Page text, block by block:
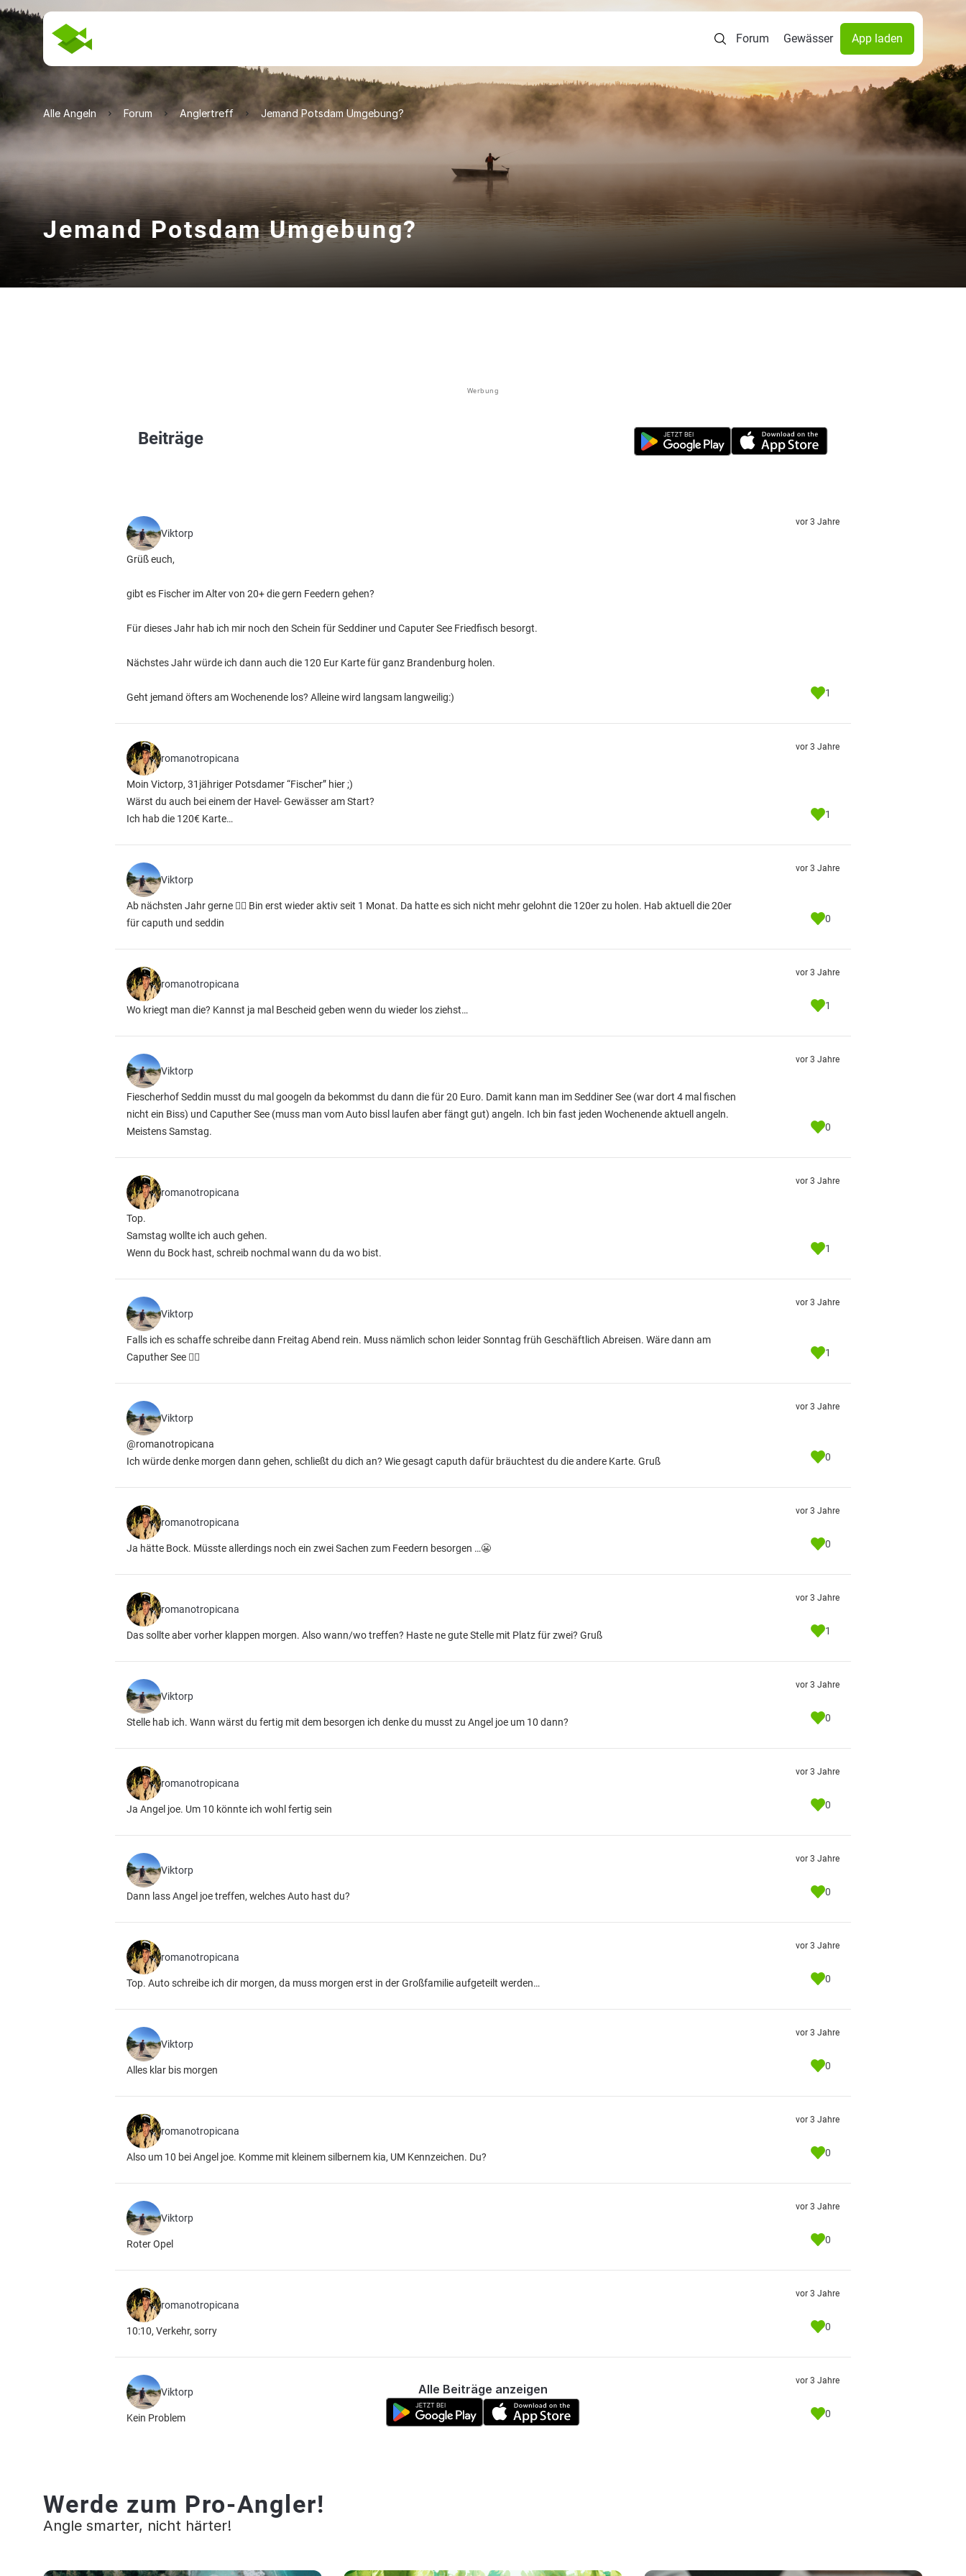
Forum Gewässer App laden
Alle Angeln Forum Anglertreff Jemand Potsdam Umgebung?
Jemand Potsdam Umgebung?
Werbung
Beiträge
Viktorp
Grüß euch,
gibt es Fischer im Alter von 20+ die gern Feedern gehen?
Für dieses Jahr hab ich mir noch den Schein für Seddiner und Caputer See Friedfisch besorgt.
Nächstes Jahr würde ich dann auch die 120 Eur Karte für ganz Brandenburg holen.
Geht jemand öfters am Wochenende los? Alleine wird langsam langweilig:)
vor 3 Jahre
1
romanotropicana
Moin Victorp, 31jähriger Potsdamer “Fischer” hier ;)
Wärst du auch bei einem der Havel- Gewässer am Start?
Ich hab die 120€ Karte…
vor 3 Jahre
1
Viktorp
Ab nächsten Jahr gerne 👌🏻 Bin erst wieder aktiv seit 1 Monat. Da hatte es sich nicht mehr gelohnt die 120er zu holen. Hab aktuell die 20er
für caputh und seddin
vor 3 Jahre
0
romanotropicana
Wo kriegt man die? Kannst ja mal Bescheid geben wenn du wieder los ziehst…
vor 3 Jahre
1
Viktorp
Fiescherhof Seddin musst du mal googeln da bekommst du dann die für 20 Euro. Damit kann man im Seddiner See (war dort 4 mal fischen
nicht ein Biss) und Caputher See (muss man vom Auto bissl laufen aber fängt gut) angeln. Ich bin fast jeden Wochenende aktuell angeln.
Meistens Samstag.
vor 3 Jahre
0
romanotropicana
Top.
Samstag wollte ich auch gehen.
Wenn du Bock hast, schreib nochmal wann du da wo bist.
vor 3 Jahre
1
Viktorp
Falls ich es schaffe schreibe dann Freitag Abend rein. Muss nämlich schon leider Sonntag früh Geschäftlich Abreisen. Wäre dann am
Caputher See 👌🏻
vor 3 Jahre
1
Viktorp
@romanotropicana
Ich würde denke morgen dann gehen, schließt du dich an? Wie gesagt caputh dafür bräuchtest du die andere Karte. Gruß
vor 3 Jahre
0
romanotropicana
Ja hätte Bock. Müsste allerdings noch ein zwei Sachen zum Feedern besorgen …😬
vor 3 Jahre
0
romanotropicana
Das sollte aber vorher klappen morgen. Also wann/wo treffen? Haste ne gute Stelle mit Platz für zwei? Gruß
vor 3 Jahre
1
Viktorp
Stelle hab ich. Wann wärst du fertig mit dem besorgen ich denke du musst zu Angel joe um 10 dann?
vor 3 Jahre
0
romanotropicana
Ja Angel joe. Um 10 könnte ich wohl fertig sein
vor 3 Jahre
0
Viktorp
Dann lass Angel joe treffen, welches Auto hast du?
vor 3 Jahre
0
romanotropicana
Top. Auto schreibe ich dir morgen, da muss morgen erst in der Großfamilie aufgeteilt werden…
vor 3 Jahre
0
Viktorp
Alles klar bis morgen
vor 3 Jahre
0
romanotropicana
Also um 10 bei Angel joe. Komme mit kleinem silbernem kia, UM Kennzeichen. Du?
vor 3 Jahre
0
Viktorp
Roter Opel
vor 3 Jahre
0
romanotropicana
10:10, Verkehr, sorry
vor 3 Jahre
0
Viktorp
Kein Problem
vor 3 Jahre
0
Alle Beiträge anzeigen
Werde zum Pro-Angler!
Angle smarter, nicht härter!